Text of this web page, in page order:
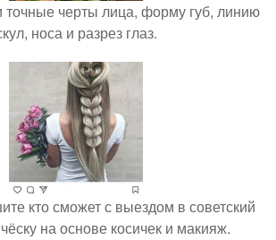
черты лица, форму губ, линию
носа и разрез глаз.
кто сможет с выездом в советский
на основе косичек и макияж.